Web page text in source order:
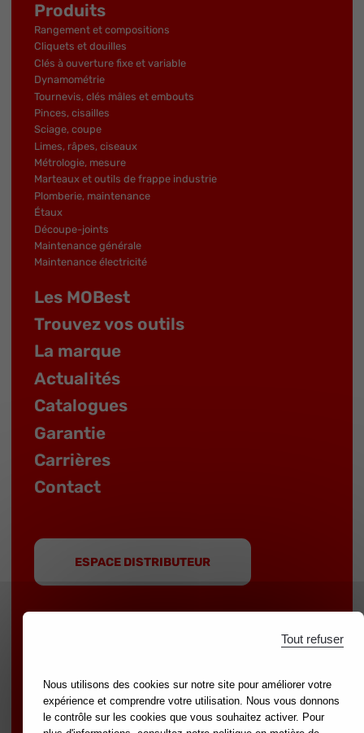
Produits
Rangement et compositions
Cliquets et douilles
Clés à ouverture fixe et variable
Dynamométrie
Tournevis, clés mâles et embouts
Pinces, cisailles
Sciage, coupe
Limes, râpes, ciseaux
Métrologie, mesure
Marteaux et outils de frappe industrie
Plomberie, maintenance
Étaux
Découpe-joints
Maintenance générale
Maintenance électricité
Les MOBest
Trouvez vos outils
La marque
Actualités
Catalogues
Garantie
Carrières
Contact
ESPACE DISTRIBUTEUR
Marques partenaires :
mondelin.fr -leborgne.fr
Mentions légales
Nous utilisons des cookies sur notre site pour améliorer votre
expérience et comprendre votre utilisation. Nous vous donnons
le contrôle sur les cookies que vous souhaitez activer. Pour
Tout refuser